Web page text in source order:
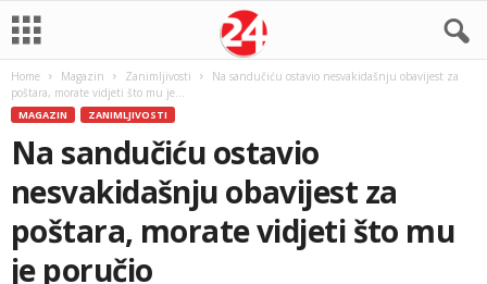
Home Magazin Zanimljivosti
Na sandučiću ostavio nesvakidašnju obavijest za
poštara, morate vidjeti što mu je...
MAGAZIN ZANIMLJIVOSTI
Na sandučiću ostavio
nesvakidašnju obavijest za
poštara, morate vidjeti što mu
je poručio